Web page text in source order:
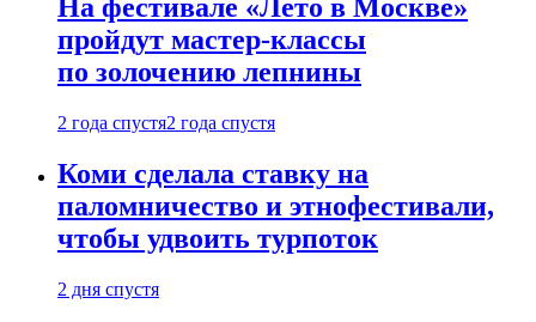
На фестивале «Лето в Москве»
пройдут мастер-классы
по золочению лепнины
2 года спустя2 года спустя
Коми сделала ставку на
паломничество и этнофестивали,
чтобы удвоить турпоток
2 дня спустя